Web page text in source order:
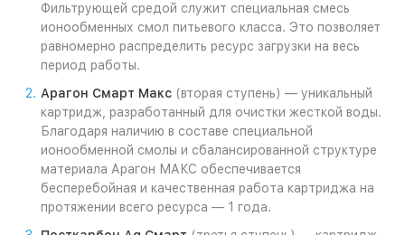
Фильтрующей средой служит специальная смесь
ионообменных смол питьевого класса. Это позволяет
равномерно распределить ресурс загрузки на весь
период работы.
Арагон Смарт Макс (вторая ступень) — уникальный
картридж, разработанный для очистки жесткой воды.
Благодаря наличию в составе специальной
ионообменной смолы и сбалансированной структуре
материала Арагон МАКС обеспечивается
бесперебойная и качественная работа картриджа на
протяжении всего ресурса — 1 года.